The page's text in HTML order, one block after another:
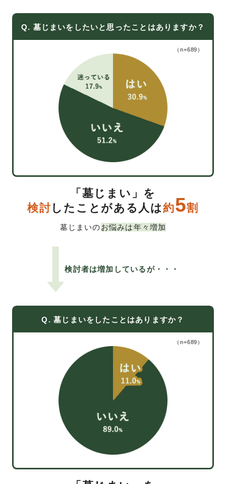
Q. 墓じまいをしたいと思ったことはありますか？
（n=689）
「墓じまい」を
検討したことがある人は約5割
墓じまいのお悩みは年々増加
検討者は増加しているが・・・
Q. 墓じまいをしたことはありますか？
（n=689）